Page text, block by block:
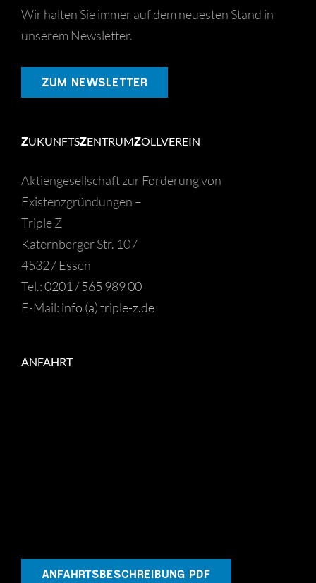
Wir halten Sie immer auf dem neuesten Stand in
unserem Newsletter.
ZUM NEWSLETTER
ZUKUNFTSZENTRUMZOLLVEREIN
Aktiengesellschaft zur Förderung von
Existenzgründungen –
Triple Z
Katernberger Str. 107
45327 Essen
Tel.:0201 / 565 989 00
E-Mail: info (a) triple-z.de
ANFAHRT
ANFAHRTSBESCHREIBUNG PDF